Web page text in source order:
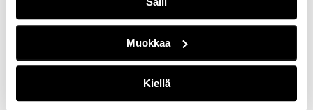
Muokkaa
Kiellä
hyödyntämistä TKI-toiminnassa
(Kokkonen & Kuparinen 2021)
Hankkeessa toimimisen myötä minulla
oli jo vahva käsitys hanketoiminnan